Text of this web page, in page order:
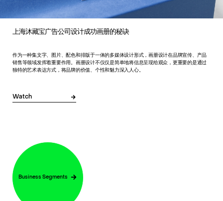
上海沐藏宝广告公司设计成功画册的秘诀
作为一种集文字、图片、配色和排版于一体的多媒体设计形式，画册设计在品牌宣传、产品
销售等领域发挥着重要作用。画册设计不仅仅是简单地将信息呈现给观众，更重要的是通过
独特的艺术表达方式，将品牌的价值、个性和魅力深入人心。
Watch
Business Segments